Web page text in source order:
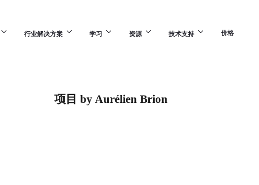
行业解决方案 学习 资源 技术支持 价格
项目 by Aurélien Brion